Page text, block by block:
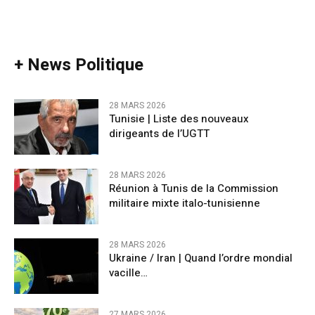
+ News Politique
28 MARS 2026
Tunisie | Liste des nouveaux
dirigeants de l’UGTT
28 MARS 2026
Réunion à Tunis de la Commission
militaire mixte italo-tunisienne
28 MARS 2026
Ukraine / Iran | Quand l’ordre mondial
vacille…